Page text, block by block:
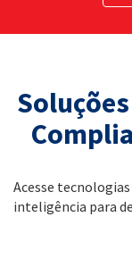
Acesse
inteligência para